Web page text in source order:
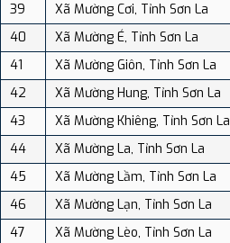
39
Xã Mường Cơi, Tỉnh Sơn La
40
Xã Mường É, Tỉnh Sơn La
41
Xã Mường Giôn, Tỉnh Sơn La
42
Xã Mường Hung, Tỉnh Sơn La
43
Xã Mường Khiêng, Tỉnh Sơn La
44
Xã Mường La, Tỉnh Sơn La
45
Xã Mường Lầm, Tỉnh Sơn La
46
Xã Mường Lạn, Tỉnh Sơn La
47
Xã Mường Lèo, Tỉnh Sơn La